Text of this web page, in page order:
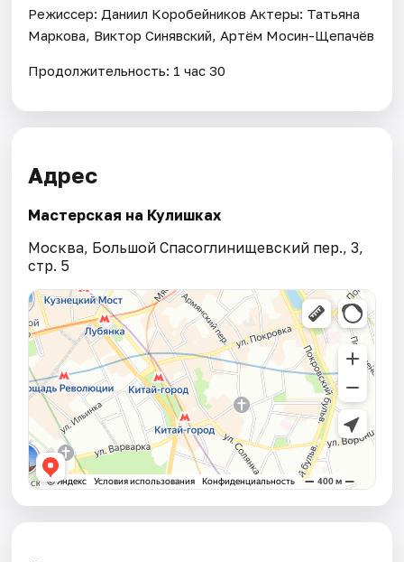
Режиссер: Даниил Коробейников Актеры: Татьяна
Маркова, Виктор Синявский, Артём Мосин-Щепачёв
Продолжительность: 1 час 30
Адрес
Мастерская на Кулишках
Москва, Большой Спасоглинищевский пер., 3,
стр. 5